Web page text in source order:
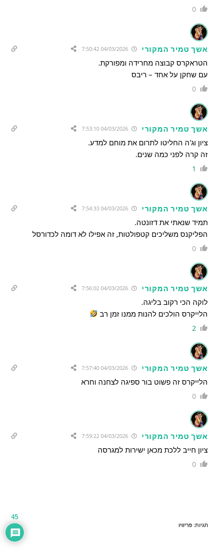
0
אשך טמיר המקורי
הטראקרס קבוצה מחרידה ומפורקת.
עם שחקן על אחד – ריבס
0
אשך טמיר המקורי
ציון וג'ה החליטו לתרום את מוחם למדע.
זה קרה לפני כמה שנים.
1
אשך טמיר המקורי
תמיד שנאתי את דזונטה.
הפליקנס משליכים קטפולטות, זה אפילו לא דומה לכדורסל
0
אשך טמיר המקורי
לוקה הכי רקוב בליגה.
הלייקרס הולכים להנות ממנו זמן רב
2
אשך טמיר המקורי
הלייקרס זה פשוט בור ספיגה לצחנה וחרא
0
אשך טמיר המקורי
ציון חייב ללכת מכאן ישירות למגרסה
0
תגיות:פריוויו
45